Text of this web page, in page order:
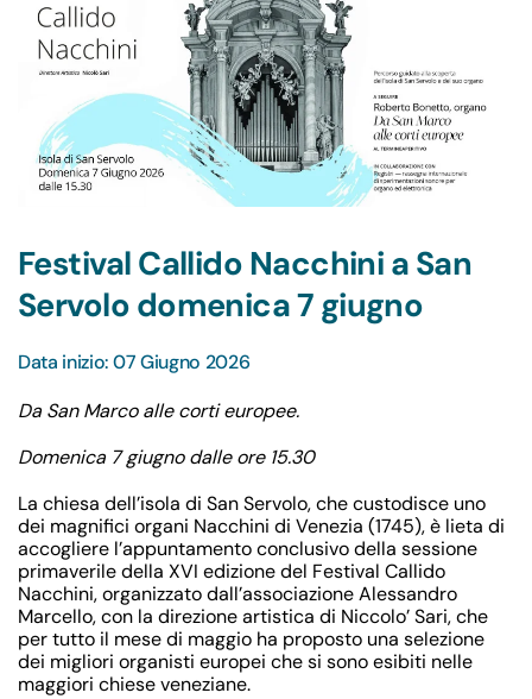
Festival Callido Nacchini a San
Servolo domenica 7 giugno
Data inizio: 07 Giugno 2026
Da San Marco alle corti europee.
Domenica 7 giugno dalle ore 15.30
La chiesa dell’isola di San Servolo, che custodisce uno
dei magnifici organi Nacchini di Venezia (1745), è lieta di
accogliere l’appuntamento conclusivo della sessione
primaverile della XVI edizione del Festival Callido
Nacchini, organizzato dall’associazione Alessandro
Marcello, con la direzione artistica di Niccolo’ Sari, che
per tutto il mese di maggio ha proposto una selezione
dei migliori organisti europei che si sono esibiti nelle
maggiori chiese veneziane.